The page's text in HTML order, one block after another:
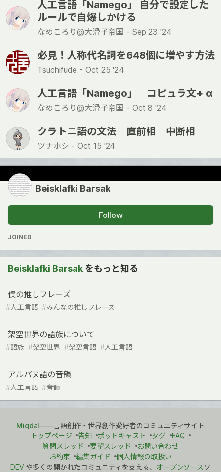
人工言語「Namego」 自分で設定した
ルールで自爆しかける
なめころり@大滑子帝国 - Sep 23 '24
必見！人称代名詞を648個に増やす方法
Tsuchifude - Oct 25 '24
人工言語「Namego」 コピュラ文+ α
なめころり@大滑子帝国 - Oct 8 '24
クラトニ語の文法 直前相 中断相
ツナホシ - Oct 15 '24
Beisklafki Barsak
Follow
JOINED
Beisklafki Barsak をもっと知る
僕の推しフレーズ
#人工言語 #みんなの推しフレーズ
架空世界の語族について
#語族 #架空世界 #架空言語 #人工言語
アルパヌ語の音韻
#人工言語 #音韻
Migdal――言語創作・世界創作愛好者のコミュニティサイト
トップページ
告知 ポッドキャスト タグ
FAQ
質問スレッド
要望スレッド
お問い合わせ
お約束
編集ガイド
個人情報の取扱い
DEV や多くの開かれたコミュニティを支える、 オープンソース ソ